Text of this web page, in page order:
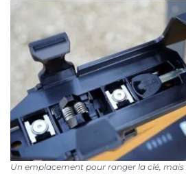
Un emplacement pour ranger la clé,